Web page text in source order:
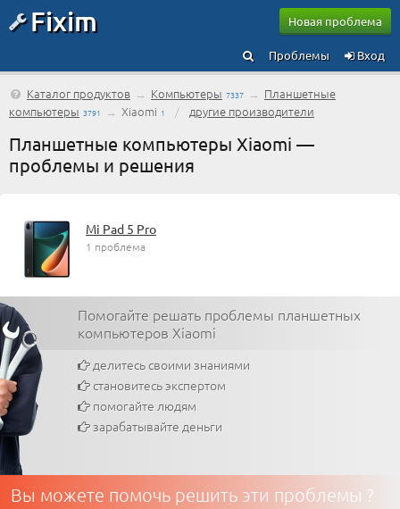
Fixim Новая проблема
Вход
Проблемы
Каталог продуктов → Компьютеры 7337 → Планшетные
компьютеры 3791 → Xiaomi 1 / другие производители
Планшетные компьютеры Xiaomi —
проблемы и решения
Mi Pad 5 Pro
1 проблема
Помогайте решать проблемы планшетных
компьютеров Xiaomi
делитесь своими знаниями
становитесь экспертом
помогайте людям
зарабатывайте деньги
Вы можете помочь решить эти проблемы ?